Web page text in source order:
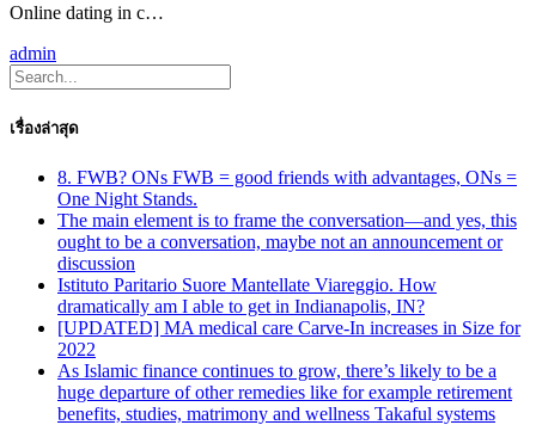
Online dating in c…
admin
เรื่องล่าสุด
8. FWB? ONs FWB = good friends with advantages, ONs =
One Night Stands.
The main element is to frame the conversation—and yes, this
ought to be a conversation, maybe not an announcement or
discussion
Istituto Paritario Suore Mantellate Viareggio. How
dramatically am I able to get in Indianapolis, IN?
[UPDATED] MA medical care Carve-In increases in Size for
2022
As Islamic finance continues to grow, there’s likely to be a
huge departure of other remedies like for example retirement
benefits, studies, matrimony and wellness Takaful systems